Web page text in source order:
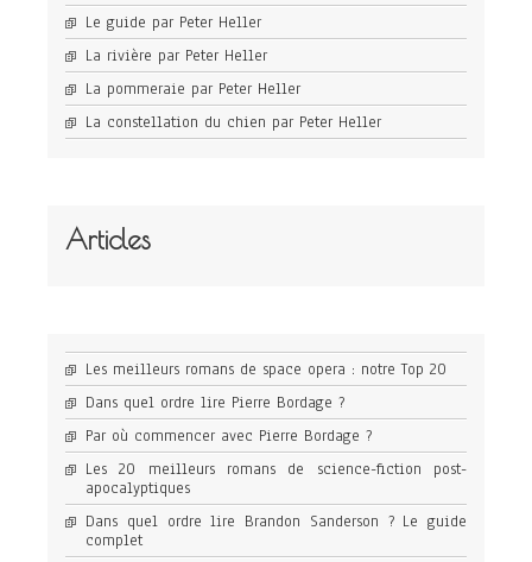
Le guide par Peter Heller
La rivière par Peter Heller
La pommeraie par Peter Heller
La constellation du chien par Peter Heller
Articles
Les meilleurs romans de space opera : notre Top 20
Dans quel ordre lire Pierre Bordage ?
Par où commencer avec Pierre Bordage ?
Les 20 meilleurs romans de science-fiction post-
apocalyptiques
Dans quel ordre lire Brandon Sanderson ? Le guide
complet